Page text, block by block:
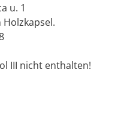
u. 1
III nicht enthalten!